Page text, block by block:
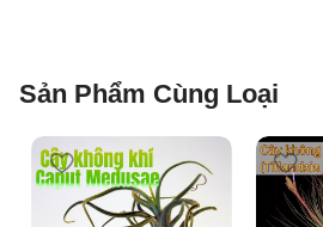
Sản Phẩm Cùng Loại